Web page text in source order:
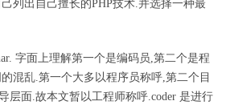
列出自己擅长的PHP技术.并选择一种最
字面上理解第一个是编码员,第二个是程
混乱.第一个大多以程序员称呼,第二个目
层面.故本文暂以工程师称呼.coder 是进行